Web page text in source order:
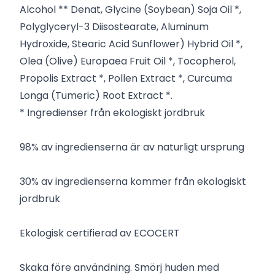
Alcohol ** Denat, Glycine (Soybean) Soja Oil *,
Polyglyceryl-3 Diisostearate, Aluminum
Hydroxide, Stearic Acid Sunflower) Hybrid Oil *,
Olea (Olive) Europaea Fruit Oil *, Tocopherol,
Propolis Extract *, Pollen Extract *, Curcuma
Longa (Tumeric) Root Extract *.
* Ingredienser från ekologiskt jordbruk
98% av ingredienserna är av naturligt ursprung
30% av ingredienserna kommer från ekologiskt
jordbruk
Ekologisk certifierad av ECOCERT
Skaka före användning. Smörj huden med